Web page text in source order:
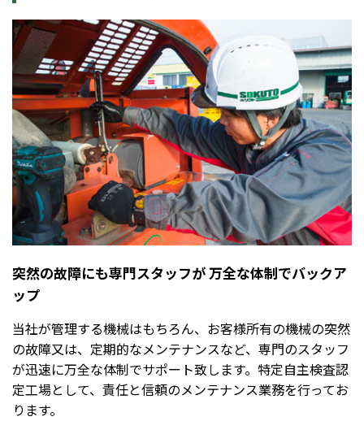
突然の故障にも専門スタッフが 万全な体制でバックア
ップ
当社が管理する機械はもちろん、お客様所有の機械の突然
の故障又は、定期的なメンテナンスなど、専門のスタッフ
が迅速に万全な体制でサポート致します。特定自主検査認
定工場として、責任と信頼のメンテナンス業務を行ってお
ります。